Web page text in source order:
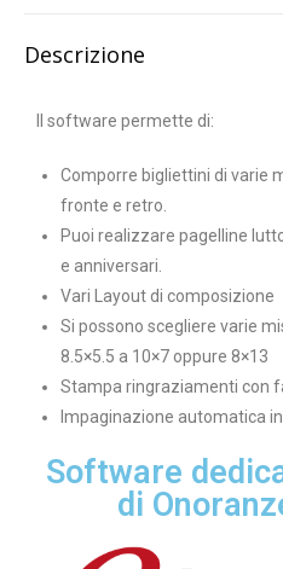
Descrizione
Il software permette di:
Comporre bigliettini di varie
fronte e retro.
Puoi realizzare pagelline
e anniversari.
Vari Layout di composizione
Si possono scegliere varie
8.5×5.5 a 10×7 oppure 8×13
Stampa ringraziamenti con
Impaginazione automatica
Software
di